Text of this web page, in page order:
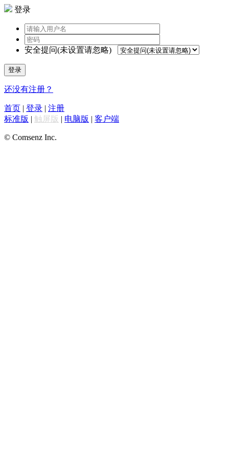
登录
安全提问(未设置请忽略)
登录
还没有注册？
首页 | 登录 | 注册
标准版 | 触屏版 | 电脑版 | 客户端
© Comsenz Inc.